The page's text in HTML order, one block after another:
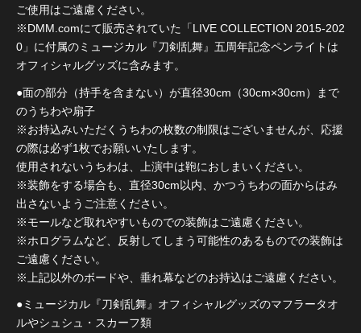
ご使用はご遠慮ください。
※DMM.comにて販売されていた「LIVE COLLECTION 2015-202
0」に付属のミュージカル『刀剣乱舞』五周年記念ペンライトは
オフィシャルグッズに含みます。
●面の部分（持手を含まない）が直径30cm（30cm×30cm）まで
のうちわや扇子
※お持込みいただくうちわの枚数の制限はございませんが、応援
の際は必ず1枚でお願いいたします。
使用されないうちわは、上演中は鞄におしまいください。
※装飾をする場合も、直径30cm以内、かつうちわの面からはみ
出さないようご注意ください。
※モールなど取れやすいものでの装飾はご遠慮ください。
※ホログラムなど、反射してしまう可能性のあるものでの装飾は
ご遠慮ください。
※上記以外のボードや、垂れ幕などのお持込はご遠慮ください。
●ミュージカル『刀剣乱舞』オフィシャルグッズのマフラータオ
ルやシュシュ・スカーフ類